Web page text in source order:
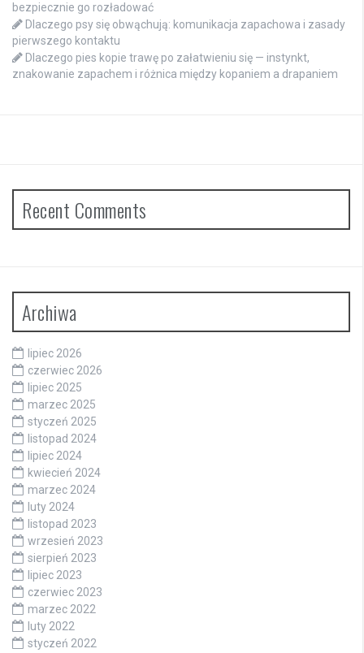
bezpiecznie go rozładować
Dlaczego psy się obwąchują: komunikacja zapachowa i zasady
pierwszego kontaktu
Dlaczego pies kopie trawę po załatwieniu się — instynkt,
znakowanie zapachem i różnica między kopaniem a drapaniem
Recent Comments
Archiwa
lipiec 2026
czerwiec 2026
lipiec 2025
marzec 2025
styczeń 2025
listopad 2024
lipiec 2024
kwiecień 2024
marzec 2024
luty 2024
listopad 2023
wrzesień 2023
sierpień 2023
lipiec 2023
czerwiec 2023
marzec 2022
luty 2022
styczeń 2022